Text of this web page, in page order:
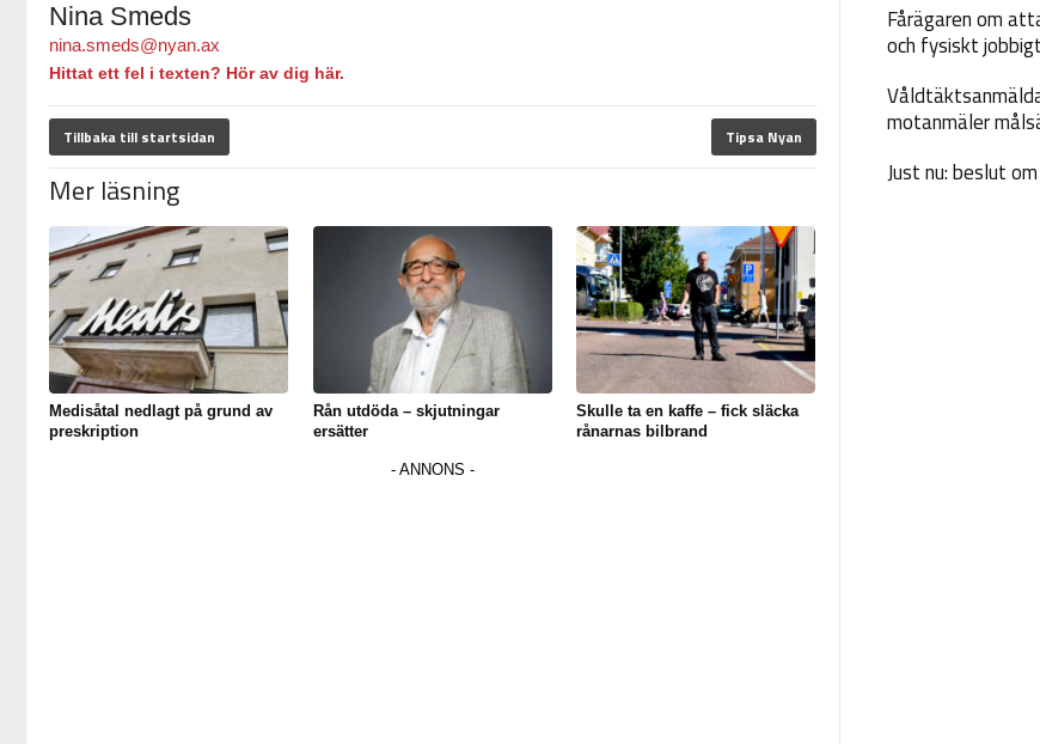
Nina Smeds
nina.smeds@nyan.ax
Hittat ett fel i texten? Hör av dig här.
Tillbaka till startsidan Tipsa Nyan
Mer läsning
Medisåtal nedlagt på grund av
preskription
Rån utdöda – skjutningar
ersätter
Skulle ta en kaffe – fick släcka
rånarnas bilbrand
Fårägaren om
och fysiskt
motanmäler
Just nu: beslut